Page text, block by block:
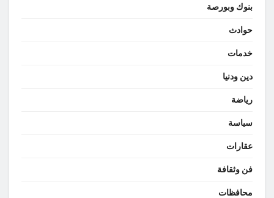
بنوك وبورصة
حوادث
خدمات
دين ودنيا
رياضة
سياسة
عقارات
فن وثقافة
محافظات